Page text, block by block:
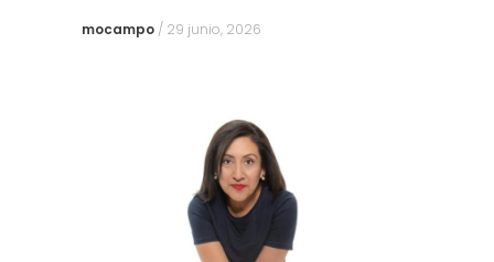
mocampo/ 29 junio, 2026